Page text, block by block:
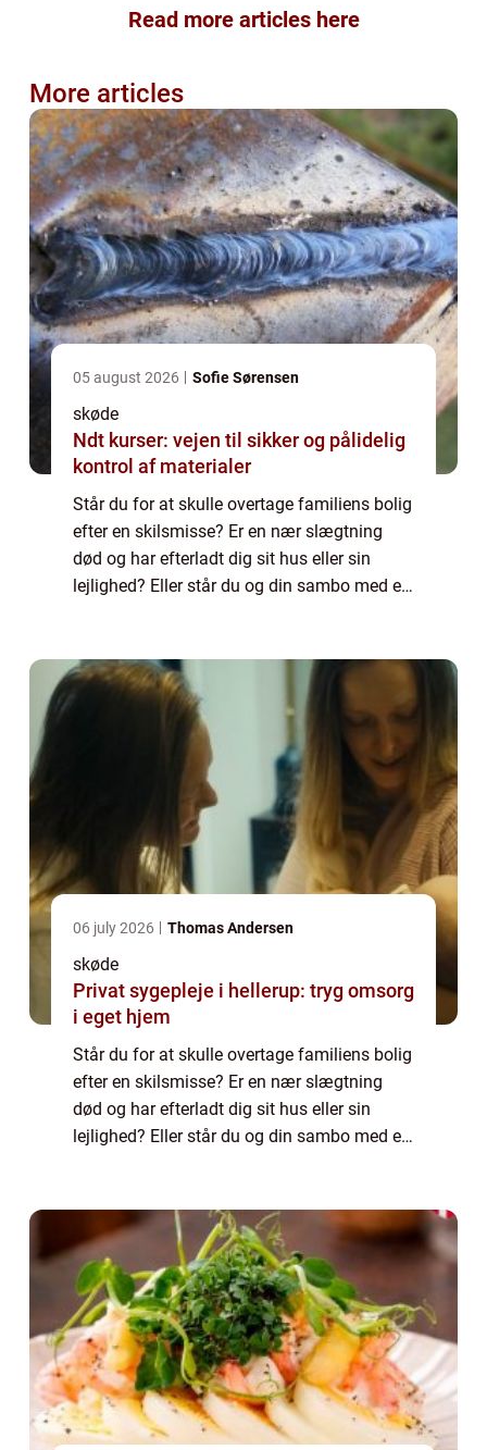
Read more articles here
More articles
05 august 2026 Sofie Sørensen
skøde
Ndt kurser: vejen til sikker og pålidelig
kontrol af materialer
Står du for at skulle overtage familiens bolig
efter en skilsmisse? Er en nær slægtning
død og har efterladt dig sit hus eller sin
lejlighed? Eller står du og din sambo med en
06 july 2026 Thomas Andersen
skøde
Privat sygepleje i hellerup: tryg omsorg
i eget hjem
Står du for at skulle overtage familiens bolig
efter en skilsmisse? Er en nær slægtning
død og har efterladt dig sit hus eller sin
lejlighed? Eller står du og din sambo med en